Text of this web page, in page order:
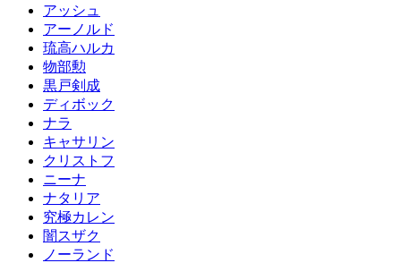
アッシュ
アーノルド
琉高ハルカ
物部勲
黒戸剣成
ディボック
ナラ
キャサリン
クリストフ
ニーナ
ナタリア
究極カレン
闇スザク
ノーランド